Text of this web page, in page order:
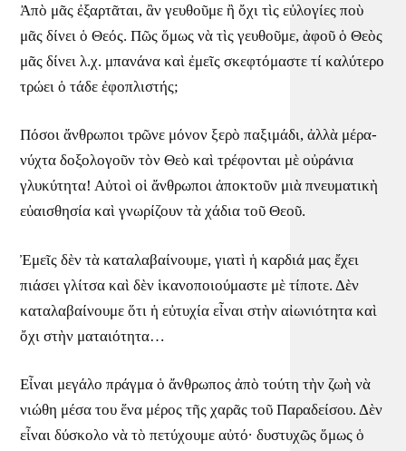
Ἀπὸ μᾶς ἐξαρτᾶται, ἂν γευθοῦμε ἢ ὄχι τὶς εὐλογίες ποὺ
μᾶς δίνει ὁ Θεός. Πῶς ὅμως νὰ τὶς γευθοῦμε, ἀφοῦ ὁ Θεὸς
μᾶς δίνει λ.χ. μπανάνα καὶ ἐμεῖς σκεφτόμαστε τί καλύτερο
τρώει ὁ τάδε ἐφοπλιστής;
Πόσοι ἄνθρωποι τρῶνε μόνον ξερὸ παξιμάδι, ἀλλὰ μέρα-
νύχτα δοξολογοῦν τὸν Θεὸ καὶ τρέφονται μὲ οὐράνια
γλυκύτητα! Αὐτοὶ οἱ ἄνθρωποι ἀποκτοῦν μιὰ πνευματικὴ
εὐαισθησία καὶ γνωρίζουν τὰ χάδια τοῦ Θεοῦ.
Ἐμεῖς δὲν τὰ καταλαβαίνουμε, γιατὶ ἡ καρδιά μας ἔχει
πιάσει γλίτσα καὶ δὲν ἱκανοποιούμαστε μὲ τίποτε. Δὲν
καταλαβαίνουμε ὅτι ἡ εὐτυχία εἶναι στὴν αἰωνιότητα καὶ
ὄχι στὴν ματαιότητα…
Εἶναι μεγάλο πράγμα ὁ ἄνθρωπος ἀπὸ τούτη τὴν ζωὴ νὰ
νιώθη μέσα του ἕνα μέρος τῆς χαρᾶς τοῦ Παραδείσου. Δὲν
εἶναι δύσκολο νὰ τὸ πετύχουμε αὐτό· δυστυχῶς ὅμως ὁ